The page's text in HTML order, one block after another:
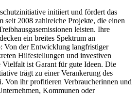
initiiert und fördert das
seit 2008 zahlreiche Projekte, die einen
leisten. Ihre
ein breites Spektrum an
Von der Entwicklung langfristiger
Hilfestellungen und investiven
Vielfalt ist Garant für gute Ideen. Die
trägt zu einer Verankerung des
Von ihr profitieren Verbraucherinnen und
Kommunen oder